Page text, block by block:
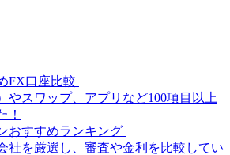
FX口座比較
やスワップ、アプリなど100項目以上
！
おすすめランキング
社を厳選し、審査や金利を比較してい